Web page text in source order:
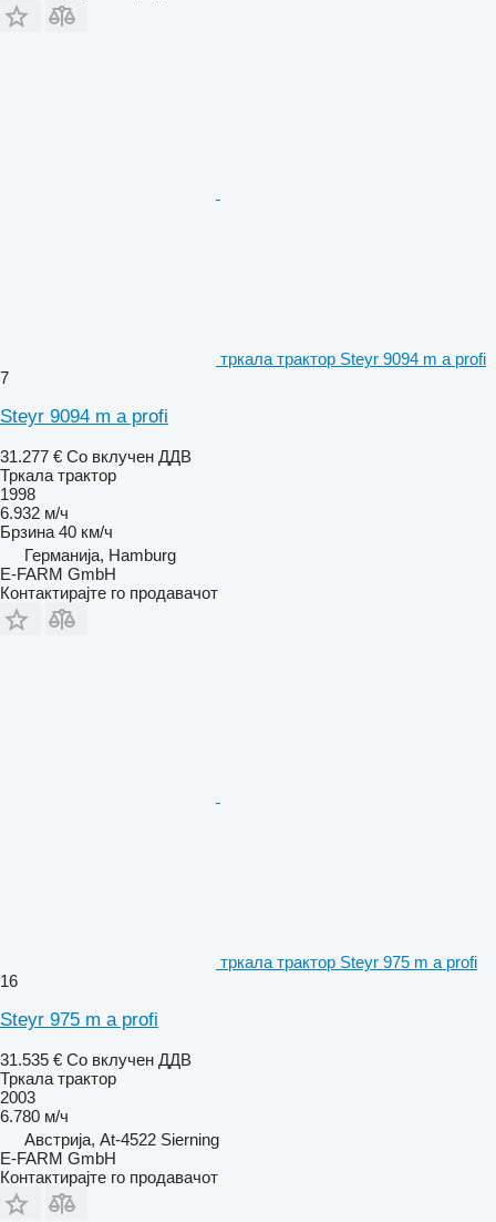
тркала трактор Steyr 9094 m a profi
7
Steyr 9094 m a profi
31.277 € Со вклучен ДДВ
Тркала трактор
1998
6.932 м/ч
Брзина 40 км/ч
Германија, Hamburg
E-FARM GmbH
Контактирајте го продавачот
тркала трактор Steyr 975 m a profi
16
Steyr 975 m a profi
31.535 € Со вклучен ДДВ
Тркала трактор
2003
6.780 м/ч
Австрија, At-4522 Sierning
E-FARM GmbH
Контактирајте го продавачот